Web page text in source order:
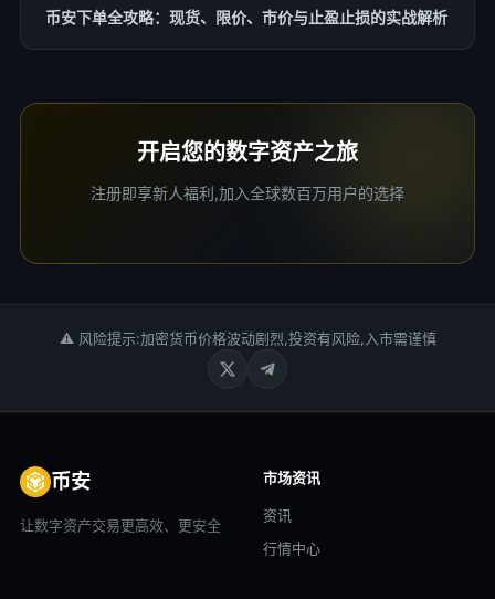
币安下单全攻略：现货、限价、市价与止盈止损的实战解析
开启您的数字资产之旅
注册即享新人福利,加入全球数百万用户的选择
⚠ 风险提示:加密货币价格波动剧烈,投资有风险,入市需谨慎
币安
让数字资产交易更高效、更安全
市场资讯
资讯
行情中心